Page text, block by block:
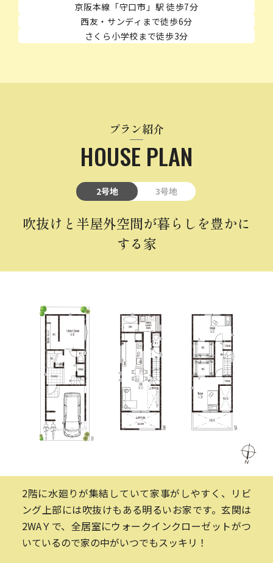
京阪本線「守口市」駅 徒歩7分
西友・サンディまで徒歩6分
さくら小学校まで徒歩3分
プラン紹介
HOUSE PLAN
2号地 3号地
吹抜けと半屋外空間が暮らしを豊かに
する家
2階に水廻りが集結していて家事がしやすく、リビ
ング上部には吹抜けもある明るいお家です。玄関は
2WAＹで、全居室にウォークインクローゼットがつ
いているので家の中がいつでもスッキリ！